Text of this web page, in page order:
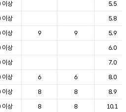
이상
5.5
이상
5.8
이상 9 9
5.9
이상
6.0
이상
7.0
이상 6 6
8.0
이상 8 8
8.9
이상 8 8
10.1